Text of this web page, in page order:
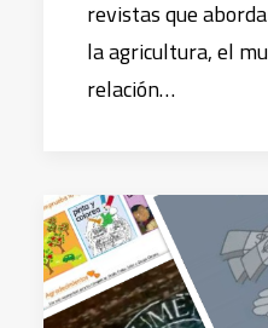
revistas que
la agricultura, el
relación…